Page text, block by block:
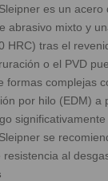
es un
abrasivo mixto y
HRC) tras el
o el PVD
formas complejas
por hilo (EDM) a
se
al